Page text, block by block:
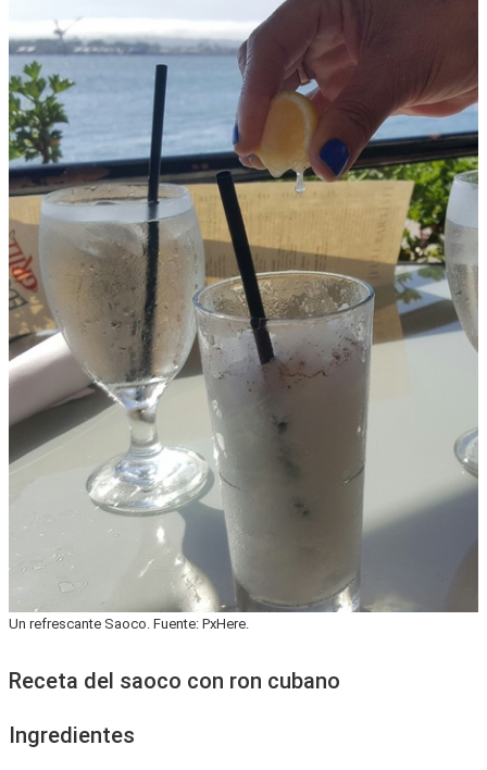
Un refrescante Saoco. Fuente: PxHere.
Receta del saoco con ron cubano
Ingredientes